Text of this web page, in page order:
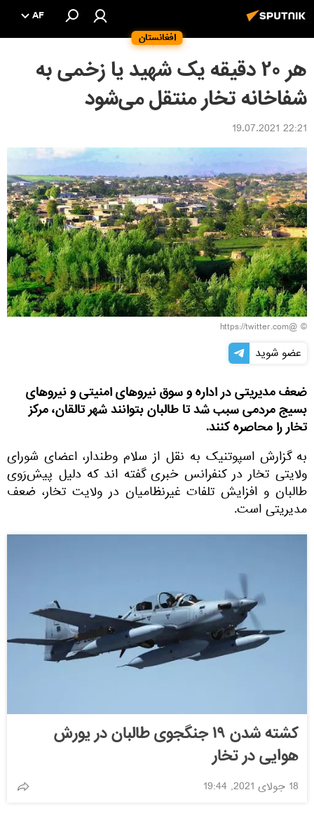
افغانستان
AF
هر ۲۰ دقیقه یک شهید یا زخمی به
شفاخانه تخار منتقل می‌شود
22:21 19.07.2021
© @https://twitter.com
عضو شوید
ضعف مدیریتی در اداره و سوق نیروهای امنیتی و نیروهای
بسیج مردمی سبب شد تا طالبان بتوانند شهر تالقان، مرکز
تخار را محاصره کنند.
به گزارش اسپوتنیک به نقل از سلام وطندار، اعضای شورای
ولایتی تخار در کنفرانس خبری گفته اند که دلیل پیش‌رَوی
طالبان و افزایش تلفات غیرنظامیان در ولایت تخار، ضعف
مدیریتی است.
کشته شدن ۱۹ جنگجوی طالبان در یورش
هوایی در تخار
18 جولای 2021, 19:44